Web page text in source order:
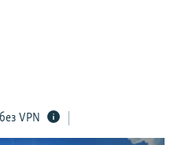
СОПРОТИВЛЕНИЯ
VPN